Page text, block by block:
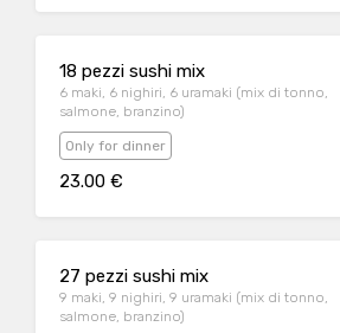
18 pezzi sushi mix
6 maki, 6 nighiri, 6 uramaki (mix di tonno,
salmone, branzino)
Only for dinner
23.00 €
27 pezzi sushi mix
9 maki, 9 nighiri, 9 uramaki (mix di tonno,
salmone, branzino)